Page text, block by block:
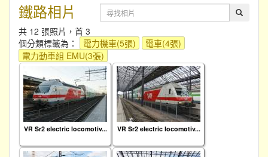
鐵路相片
共 12 張照片，首 3
個分類標籤為：
電力機車(5張)
電車(4張)
電力動車組 EMU(3張)
VR Sr2 electric locomotiv... VR Sr2 electric locomotiv...